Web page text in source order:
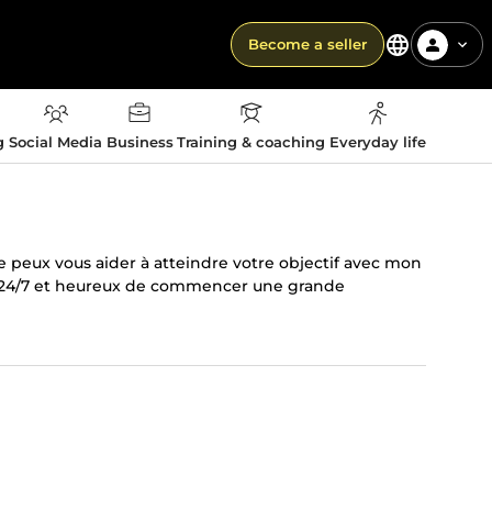
Become a seller
Social Media Business Training & coaching Everyday life
peux vous aider à atteindre votre objectif avec mon
7 et heureux de commencer une grande